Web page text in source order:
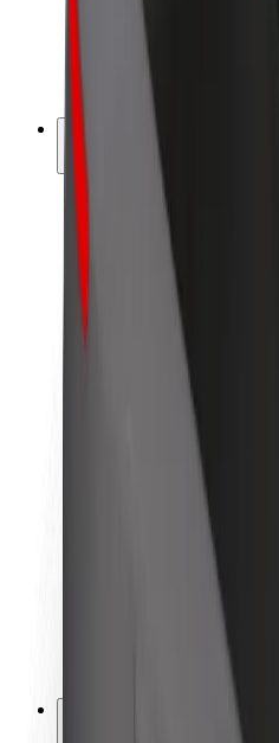
Partneři Bolt Food
Flotily
O společnosti Bolt
Udržitelnost podle Boltu
Projekt Zero
Tiskové centrum
Vztahy s investory